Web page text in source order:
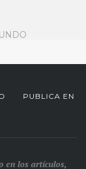
PUBLICA EN
en los artículos,